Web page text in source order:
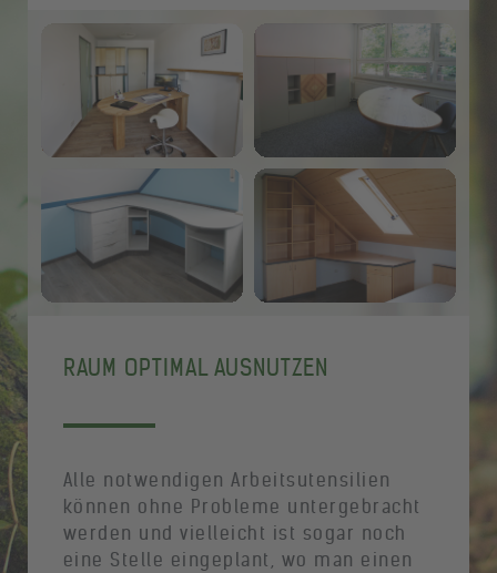
RAUM OPTIMAL AUSNUTZEN
Alle notwendigen Arbeitsutensilien
können ohne Probleme untergebracht
werden und vielleicht ist sogar noch
eine Stelle eingeplant, wo man einen